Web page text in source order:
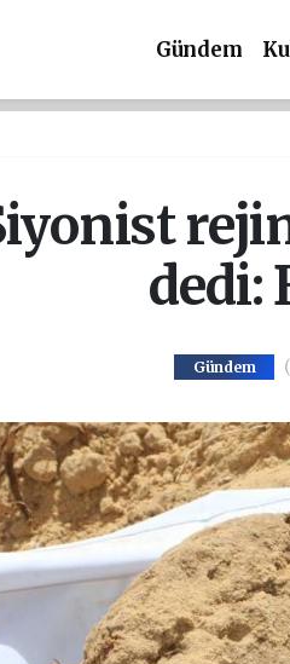
Gündem
dedi:
Gündem